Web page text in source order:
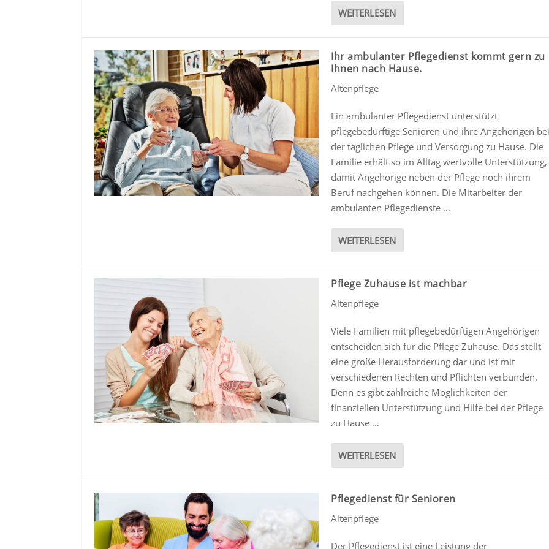
WEITERLESEN
Ihr ambulanter Pflegedienst kommt gern zu
Ihnen nach Hause.
Altenpflege
Ein ambulanter Pflegedienst unterstützt
pflegebedürftige Senioren und ihre Angehörigen
der täglichen Pflege und Versorgung zu Hause. Die
Familie erhält so im Alltag wertvolle Unterstützung,
damit Angehörige neben der Pflege noch ihrem
Beruf nachgehen können. Die Mitarbeiter der
ambulanten Pflegedienste …
WEITERLESEN
Pflege Zuhause ist machbar
Altenpflege
Viele Familien mit pflegebedürftigen Angehörigen
entscheiden sich für die Pflege Zuhause. Das stellt
eine große Herausforderung dar und ist mit
verschiedenen Rechten und Pflichten verbunden.
Denn es gibt zahlreiche Möglichkeiten der
finanziellen Unterstützung und Hilfe bei der Pflege
zu Hause …
WEITERLESEN
Pflegedienst für Senioren
Altenpflege
Der Pflegedienst ist eine Leistung der